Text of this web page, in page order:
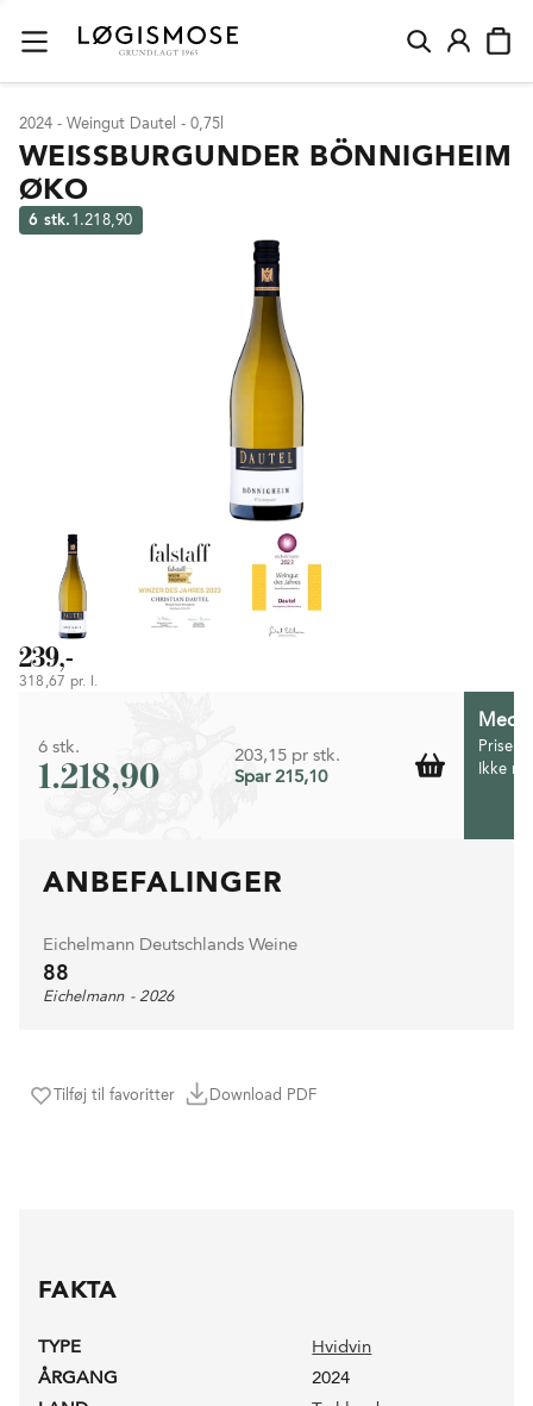
Tilføj til favoritter Download PDF
2024 - Weingut Dautel - 0,75l
WEISSBURGUNDER BÖNNIGHEIM
ØKO
6 stk. 1.218,90
239,-
318,67 pr. l.
6 stk.
1.218,90
203,15 pr stk.
Spar 215,10
Prisen
Ikke
ANBEFALINGER
Eichelmann Deutschlands Weine
88
Eichelmann - 2026
FAKTA
TYPE
Hvidvin
ÅRGANG
2024